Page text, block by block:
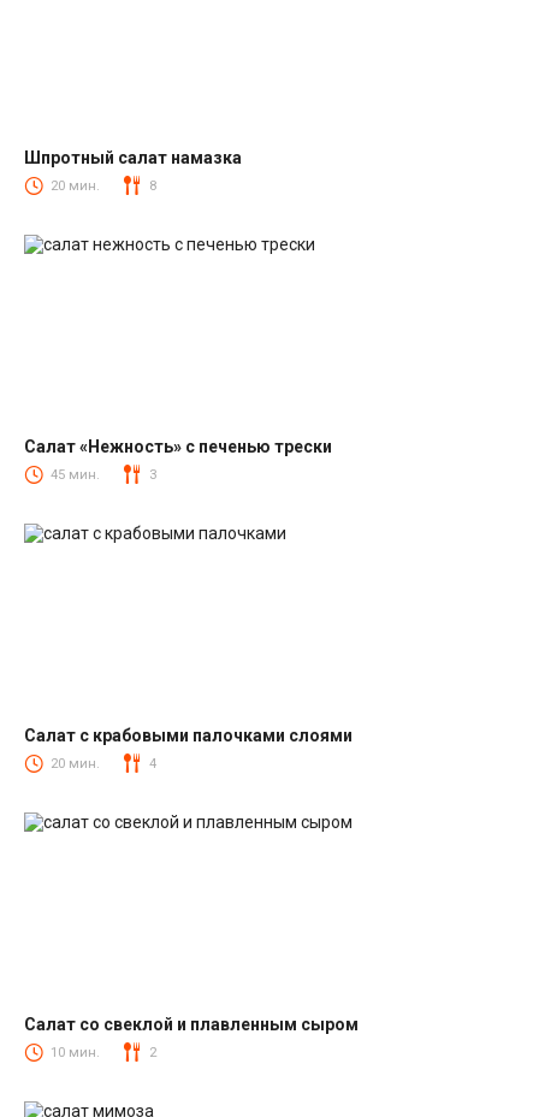
Салаты со шпротами
Шпротный салат намазка
20 мин. 8
Салаты из печени трески
Салат «Нежность» с печенью трески
45 мин. 3
Салаты с крабовыми палочками
Салат с крабовыми палочками слоями
20 мин. 4
Салаты со свеклой
Салат со свеклой и плавленным сыром
10 мин. 2